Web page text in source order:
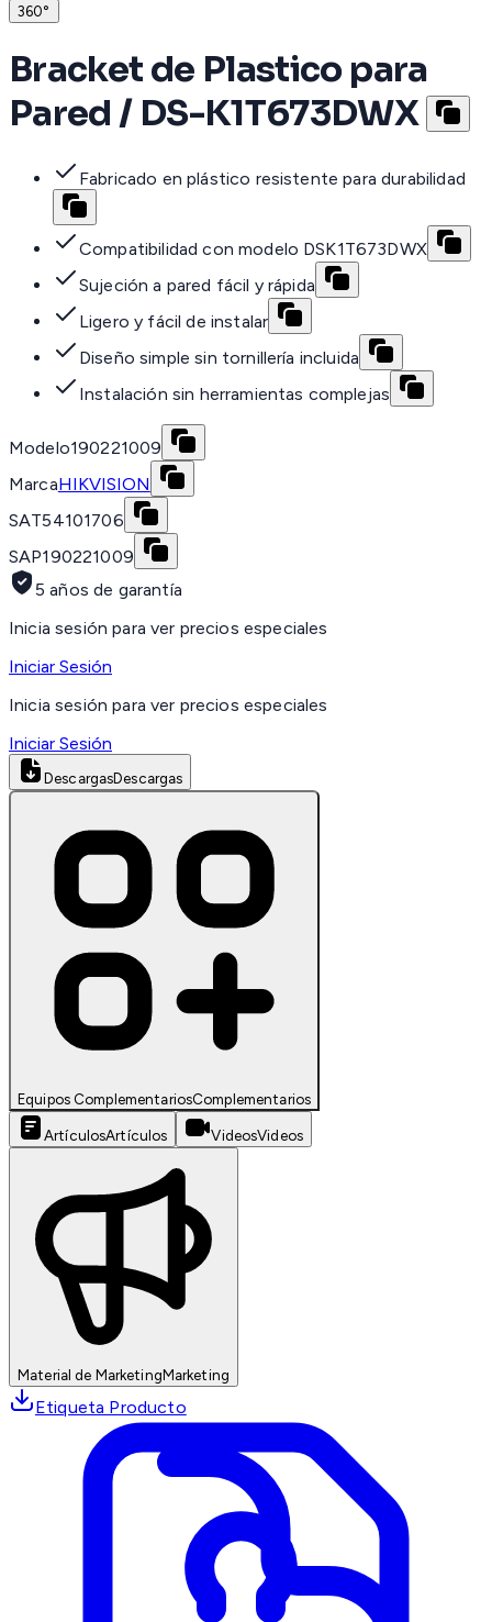
360°
Bracket de Plastico para
Pared / DS-K1T673DWX
Fabricado en plástico resistente para durabilidad
Compatibilidad con modelo DSK1T673DWX
Sujeción a pared fácil y rápida
Ligero y fácil de instalar
Diseño simple sin tornillería incluida
Instalación sin herramientas complejas
Modelo190221009
MarcaHIKVISION
SAT54101706
SAP190221009
5 años de garantía
Inicia sesión para ver precios especiales
Iniciar Sesión
Inicia sesión para ver precios especiales
Iniciar Sesión
DescargasDescargas
Equipos ComplementariosComplementarios
ArtículosArtículos VideosVideos
Material de MarketingMarketing
Etiqueta Producto